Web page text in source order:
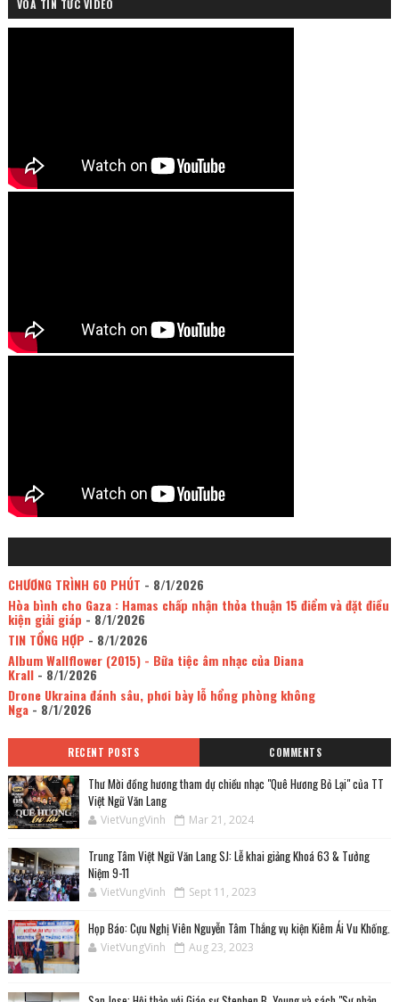
VOA TIN TỨC VIDEO
CHƯƠNG TRÌNH 60 PHÚT - 8/1/2026
Hòa bình cho Gaza : Hamas chấp nhận thỏa thuận 15 điểm và đặt điều
kiện giải giáp - 8/1/2026
TIN TỔNG HỢP - 8/1/2026
Album Wallflower (2015) - Bữa tiệc âm nhạc của Diana
Krall- 8/1/2026
Drone Ukraina đánh sâu, phơi bày lỗ hổng phòng không
Nga- 8/1/2026
RECENT POSTS COMMENTS
Thư Mời đồng hương tham dự chiều nhạc "Quê Hương Bỏ Lại" của TT
Việt Ngữ Văn Lang
VietVungVinh Mar 21, 2024
Trung Tâm Việt Ngữ Văn Lang SJ: Lễ khai giảng Khoá 63 & Tưởng
Niệm 9-11
VietVungVinh Sept 11, 2023
Họp Báo: Cựu Nghị Viên Nguyễn Tâm Thắng vụ kiện Kiêm Ái Vu Khống.
VietVungVinh Aug 23, 2023